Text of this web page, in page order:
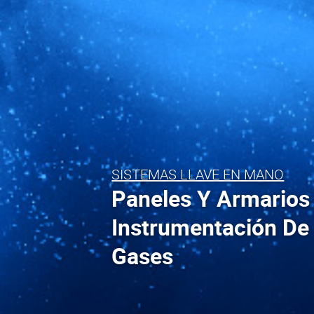
SISTEMAS LLAVE EN MANO
Paneles Y Armarios
Instrumentación De
Gases